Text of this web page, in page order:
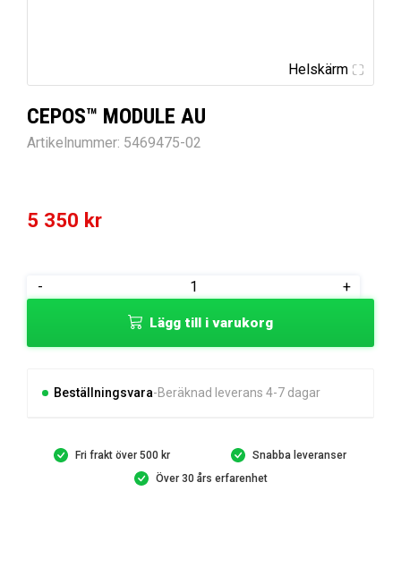
Helskärm
CEPOS™ MODULE AU
Artikelnummer: 5469475-02
5 350 kr
-
CEPOS™
mängd
+
Lägg till i varukorg
Beställningsvara Beräknad leverans 4-7 dagar
Fri frakt över 500 kr
Snabba leveranser
Över 30 års erfarenhet